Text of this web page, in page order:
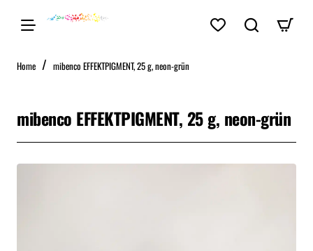
Home home mibenco EFFEKTPIGMENT, 25 g, neon-grün
mibenco EFFEKTPIGMENT, 25 g, neon-grün